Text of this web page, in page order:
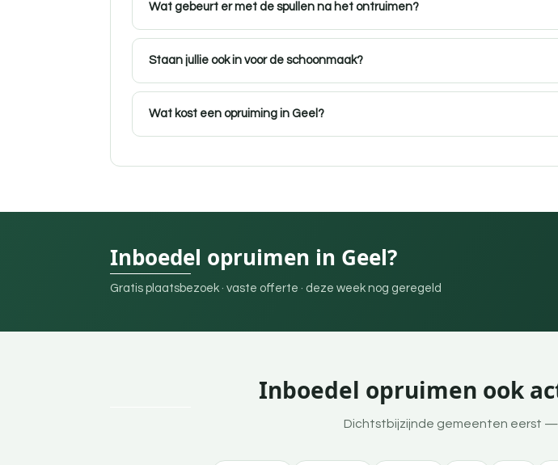
Wat gebeurt er met de spullen na het ontruimen?
Staan jullie ook in voor de schoonmaak?
Wat kost een opruiming in Geel?
Inboedel opruimen in Geel?
Gratis plaatsbezoek · vaste offerte · deze week nog geregeld
Inboedel opruimen ook
Dichtstbijzijnde gemeenten eerst —